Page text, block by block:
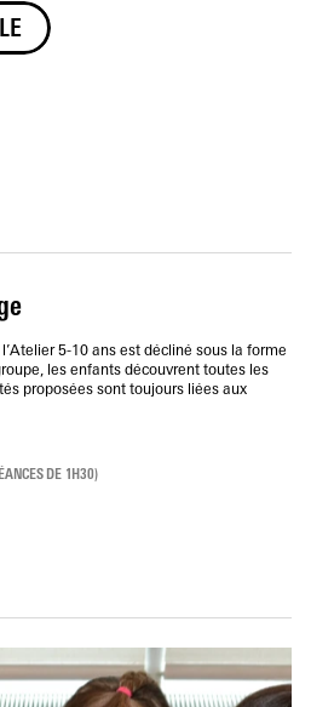
5-10 ans est décliné sous la forme
les enfants découvrent toutes les
proposées sont toujours liées aux
DE 1H30)